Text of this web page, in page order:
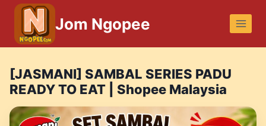
Skip
content
Jom Ngopee
[JASMANI] SAMBAL SERIES PADU
READY TO EAT | Shopee Malaysia